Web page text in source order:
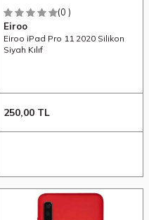
(0 )
Eiroo
Eiroo iPad Pro 11 2020 Silikon
Siyah Kılıf
250,00 TL